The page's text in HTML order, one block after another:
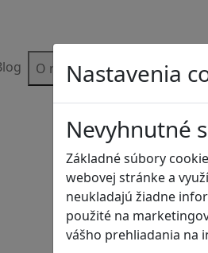
O násNastavenia
Nevyhnutné
Základné súbory
webovej stránke a
neukladajú žiadne
použité na
vášho prehliadania na